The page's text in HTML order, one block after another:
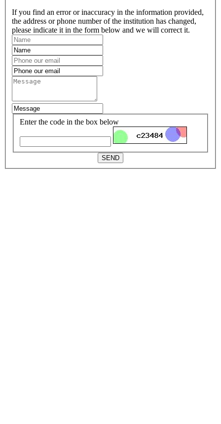
If you find an error or inaccuracy in the information provided,
the address or phone number of the institution has changed,
please indicate it in the form below and we will correct it.
Enter the code in the box below
SEND